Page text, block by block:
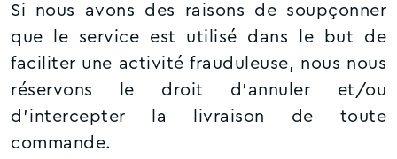
Si nous avons des raisons de soupçonner
que le service est utilisé dans le but de
faciliter une activité frauduleuse, nous nous
réservons le droit d’annuler et/ou
d'intercepter la livraison de toute
commande.